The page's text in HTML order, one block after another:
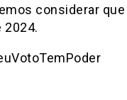
considerar
2024.